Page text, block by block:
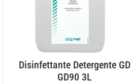
Disinfettante Detergente GD
GD90 3L